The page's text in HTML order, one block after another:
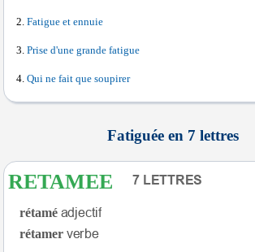
Fatigue et ennuie
Prise d'une grande fatigue
Qui ne fait que soupirer
Fatiguée en 7 lettres
RETAMEE
rétamé
rétamer